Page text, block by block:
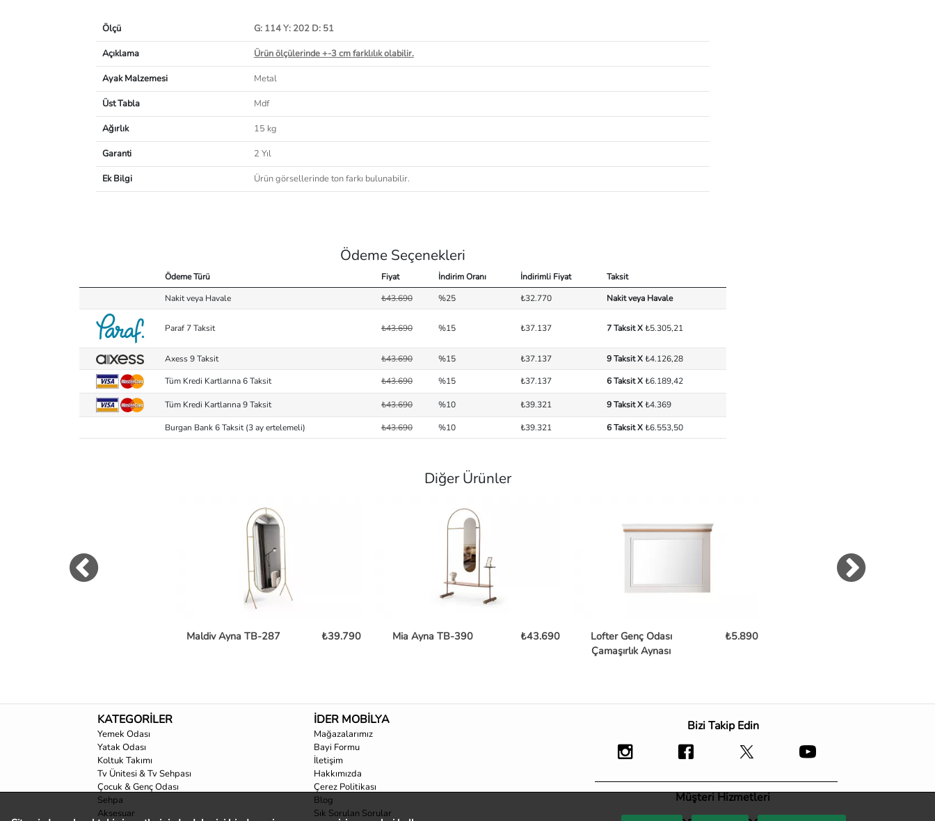
Ölçü
G: 114 Y: 202 D: 51
Açıklama
Ürün ölçülerinde +-3 cm farklılık olabilir.
Ayak Malzemesi
Metal
Üst Tabla
Mdf
Ağırlık
15 kg
Garanti
2 Yıl
Ek Bilgi
Ürün görsellerinde ton farkı bulunabilir.
Ödeme Seçenekleri
Ödeme Türü Fiyat İndirim Oranı İndirimli Fiyat
Taksit
Nakit veya Havale
₺43.690 %25 ₺32.770 Nakit veya Havale
Paraf 7 Taksit ₺43.690 %15 ₺37.137 7 Taksit X₺5.305,21
Axess 9 Taksit ₺43.690 %15 ₺37.137 9 Taksit X₺4.126,28
Tüm Kredi Kartlarına 6 Taksit
₺43.690 %15 ₺37.137 6 Taksit X₺6.189,42
Tüm Kredi Kartlarına 9 Taksit ₺43.690 %10 ₺39.321 9 Taksit X₺4.369
Burgan Bank 6 Taksit (3 ay ertelemeli) ₺43.690 %10 ₺39.321 6 Taksit X₺6.553,50
Diğer Ürünler
Maldiv Ayna TB-287 ₺39.790 Mia Ayna TB-390 ₺43.690
Lofter Genç Odası
Çamaşırlık Aynası
₺5.890
KATEGORİLER
Yemek Odası
Yatak Odası
Koltuk Takımı
Tv Ünitesi & Tv Sehpası
Çocuk & Genç Odası
Sehpa
Aksesuar
İDER MOBİLYA
Mağazalarımız
Bayi Formu
İletişim
Hakkımızda
Çerez Politikası
Blog
Sık Sorulan Sorular
Bizi Takip Edin
Müşteri Hizmetleri